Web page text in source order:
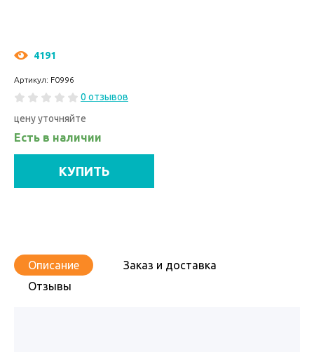
4191
Артикул: F0996
0 отзывов
цену уточняйте
Есть в наличии
КУПИТЬ
Описание
Заказ и доставка
Отзывы